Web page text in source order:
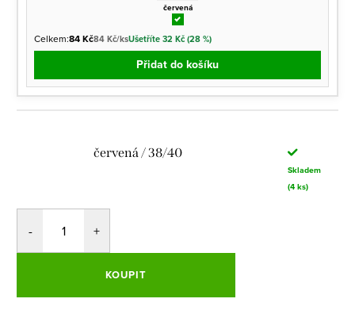
červená
Celkem:84 Kč84 Kč/ksUšetříte 32 Kč (28 %)
Přidat do košíku
červená / 38/40
Skladem
(4 ks)
KOUPIT